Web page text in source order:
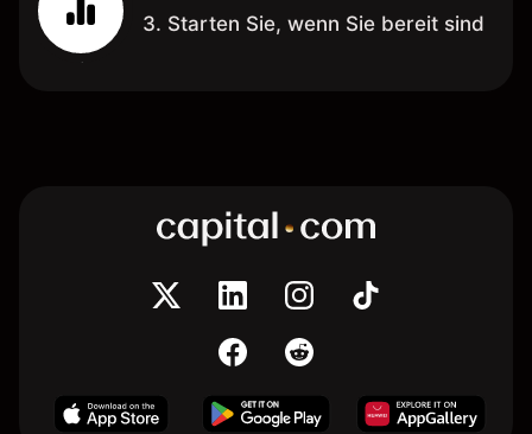
3. Starten Sie, wenn Sie bereit sind